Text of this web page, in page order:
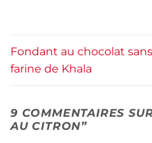
Fondant au chocolat sans
farine de Khala
9 COMMENTAIRES
AU CITRON”